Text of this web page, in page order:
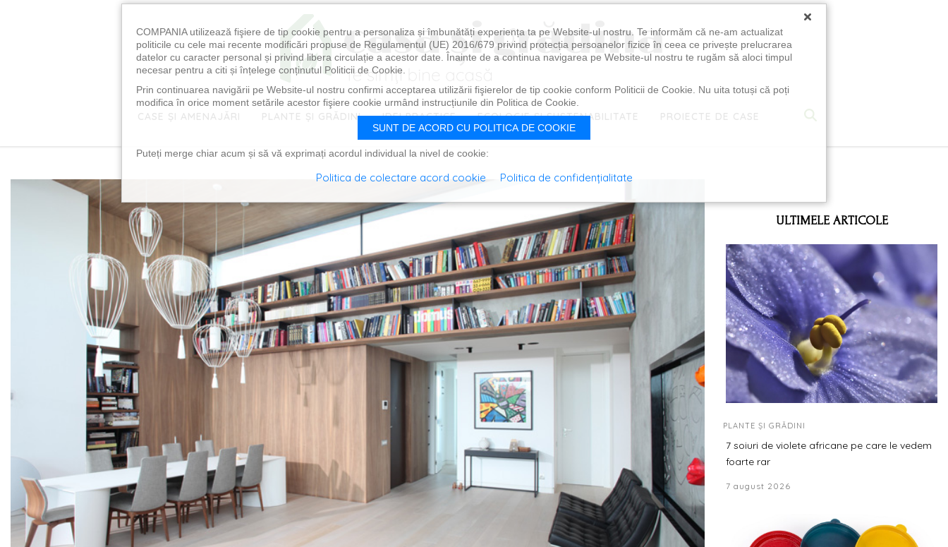
CASE ȘI AMENAJĂRI PLANTE ȘI GRĂDINI IDEI PRACTICE ECOLOGIE ȘI SUSTENABILITATE PROIECTE DE CASE
ULTIMELE ARTICOLE
PLANTE ȘI GRĂDINI
7 soiuri de violete africane pe care le vedem
foarte rar
7 august 2026
×
COMPANIA utilizează fişiere de tip cookie pentru a personaliza și îmbunătăți experiența ta pe Website-ul nostru. Te informăm că ne-am actualizat
politicile cu cele mai recente modificări propuse de Regulamentul (UE) 2016/679 privind protecția persoanelor fizice în ceea ce privește prelucrarea
datelor cu caracter personal și privind libera circulație a acestor date. Înainte de a continua navigarea pe Website-ul nostru te rugăm să aloci timpul
necesar pentru a citi și înțelege conținutul Politicii de Cookie.
Prin continuarea navigării pe Website-ul nostru confirmi acceptarea utilizării fişierelor de tip cookie conform Politicii de Cookie. Nu uita totuși că poți
modifica în orice moment setările acestor fişiere cookie urmând instrucțiunile din Politica de Cookie.
SUNT DE ACORD CU POLITICA DE COOKIE
Puteți merge chiar acum și să vă exprimați acordul individual la nivel de cookie:
Politica de colectare acord cookie Politica de confidențialitate